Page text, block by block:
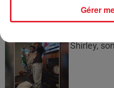
Shirley,
Gérer